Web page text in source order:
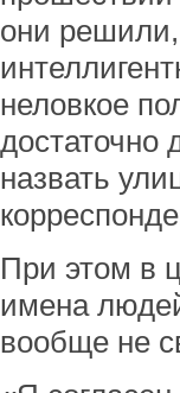
они решили,
неловкое
назвать
При этом в
имена
вообще не